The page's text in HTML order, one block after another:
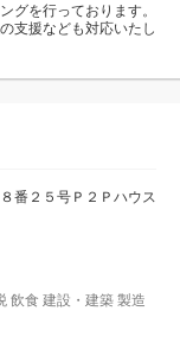
グを行っております。
支援なども対応いたし
番２５号Ｐ２Ｐハウス
飲食 建設・建築 製造